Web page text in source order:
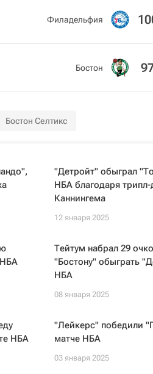
Филадельфия
Бостон
Бостон Селтикс
"Детройт" обыграл
НБА благодаря трипл-
Каннингема
12 января 2025
Тейтум набрал 29
"Бостону" обыграть
НБА
08 января 2025
НБА
"Лейкерс" победили
матче НБА
03 января 2025